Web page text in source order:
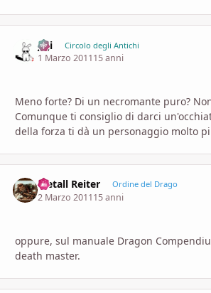
Ji ji Circolo degli Antichi
1 Marzo 201115 anni
Meno forte? Di un necromante puro?
Comunque ti consiglio di darci
della forza ti dà un personaggio molto
Metall Reiter Ordine del Drago
2 Marzo 201115 anni
oppure, sul manuale Dragon
death master.